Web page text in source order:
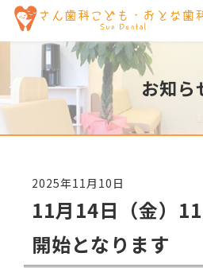
お知ら
2025年11月10日
11月14日（金）
開始となります